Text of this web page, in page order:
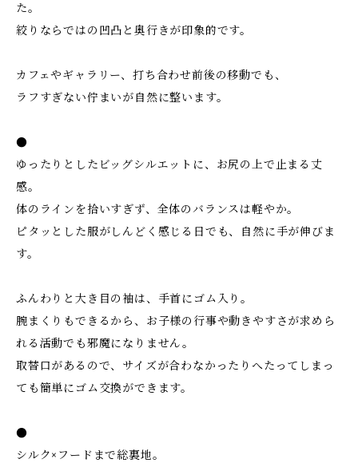
た。
絞りならではの凹凸と奥行きが印象的です。
カフェやギャラリー、打ち合わせ前後の移動でも、
ラフすぎない佇まいが自然に整います。
●
ゆったりとしたビッグシルエットに、お尻の上で止まる丈
感。
体のラインを拾いすぎず、全体のバランスは軽やか。
ピタッとした服がしんどく感じる日でも、自然に手が伸びま
す。
ふんわりと大き目の袖は、手首にゴム入り。
腕まくりもできるから、お子様の行事や動きやすさが求めら
れる活動でも邪魔になりません。
取替口があるので、サイズが合わなかったりへたってしまっ
ても簡単にゴム交換ができます。
●
シルク×フードまで総裏地。